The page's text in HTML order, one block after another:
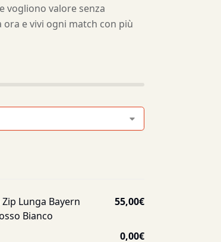
vogliono valore senza
e vivi ogni match con più
Lunga Bayern
Bianco
55,00€
0,00€